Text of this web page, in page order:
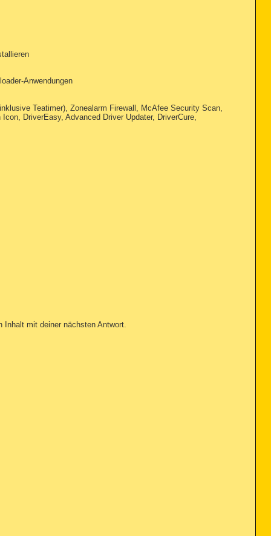
Anwendungen
Teatimer), Zonealarm Firewall, McAfee Security Scan,
DriverEasy, Advanced Driver Updater, DriverCure,
Inhalt mit deiner nächsten Antwort.